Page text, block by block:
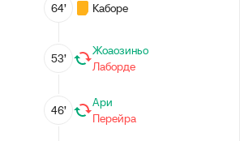
64’ Каборе
53’
Жоаозиньо
Лаборде
46’
Ари
Перейра